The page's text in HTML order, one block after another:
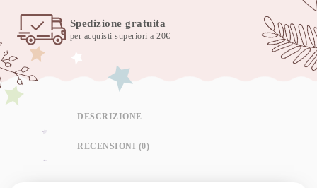
Spedizione gratuita
per acquisti superiori a 20€
DESCRIZIONE
RECENSIONI (0)